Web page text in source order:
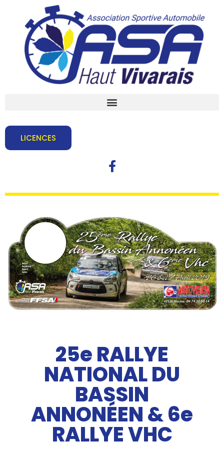
LICENCES
25e RALLYE
NATIONAL DU
BASSIN
ANNONÉEN & 6e
RALLYE VHC